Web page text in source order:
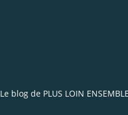
Le blog de PLUS LOIN ENSEMBLE